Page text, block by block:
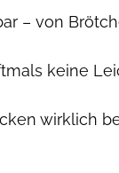
– von
keine
wirklich